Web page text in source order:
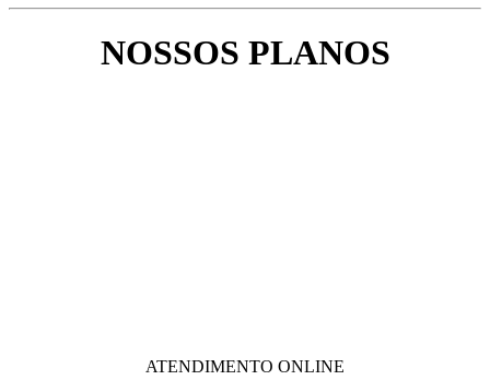
NOSSOS PLANOS
ATENDIMENTO ONLINE